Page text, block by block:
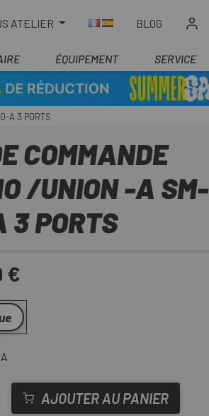
ATELIER BLOG
ÉQUIPEMENT SERVICE
A 3 PORTS
COMMANDE
/UNION -A SM-
PORTS
€
AJOUTER AU PANIER